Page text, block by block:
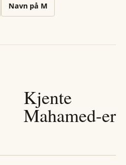
Navn på M
Kjente
Mahamed-er